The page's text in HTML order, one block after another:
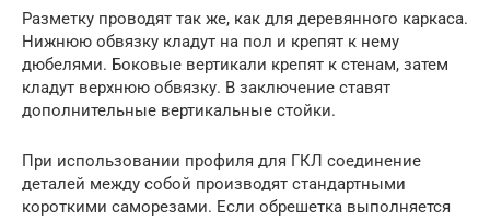
Разметку проводят так же, как для деревянного каркаса.
Нижнюю обвязку кладут на пол и крепят к нему
дюбелями. Боковые вертикали крепят к стенам, затем
кладут верхнюю обвязку. В заключение ставят
дополнительные вертикальные стойки.
При использовании профиля для ГКЛ соединение
деталей между собой производят стандартными
короткими саморезами. Если обрешетка выполняется